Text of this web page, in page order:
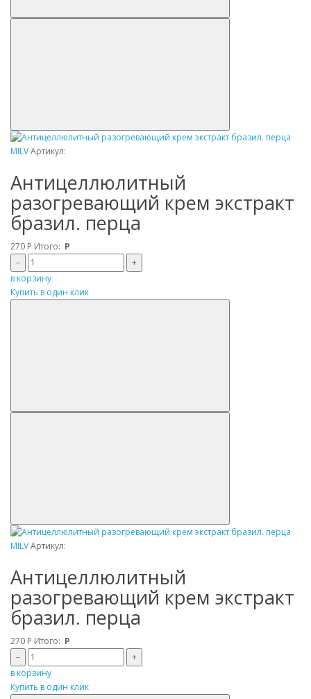
MILVАртикул:
Антицеллюлитный
разогревающий крем экстракт
бразил. перца
270 Р Итого: Р
–
+
в корзину
Купить в один клик
MILVАртикул:
Антицеллюлитный
разогревающий крем экстракт
бразил. перца
270 Р Итого: Р
–
+
в корзину
Купить в один клик